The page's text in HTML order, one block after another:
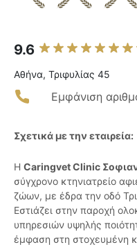
9.6
Αθήνα, Τριφυλίας 45
Εμφάνιση
Σχετικά με την εταιρεία:
Η Caringvet Clinic
σύγχρονο κτηνιατρείο
ζώων, με έδρα την οδό
Εστιάζει στην παροχή
υπηρεσιών υψηλής
έμφαση στη στοχευμένη